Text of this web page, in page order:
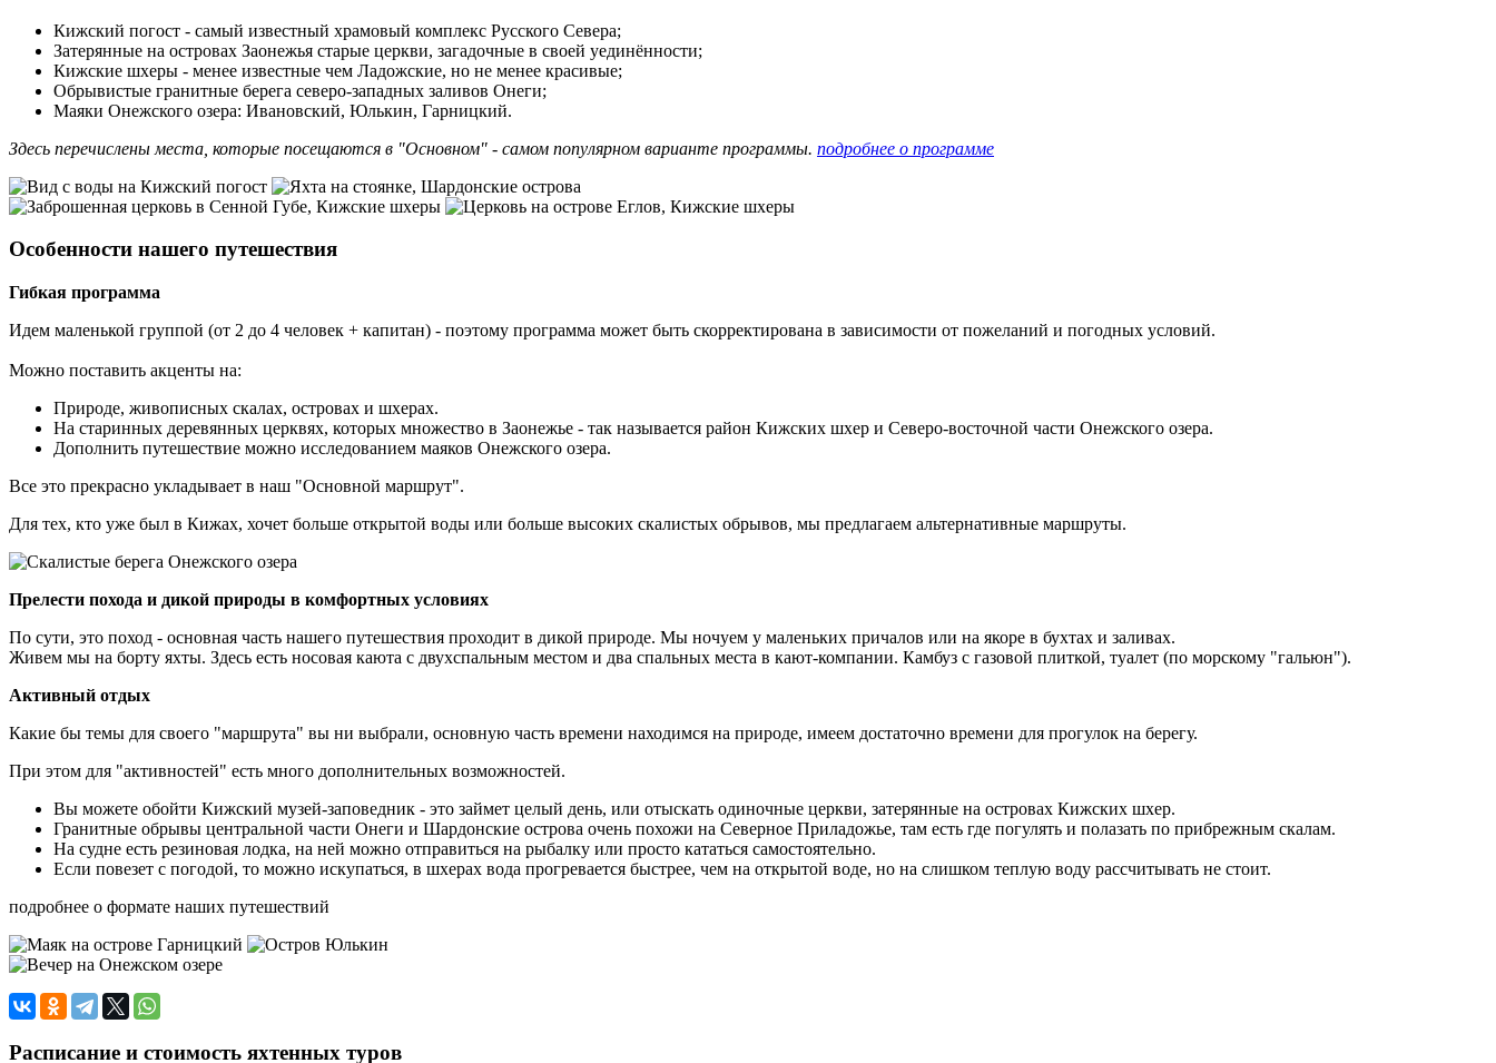
Кижский погост - самый известный храмовый комплекс Русского Севера;
Затерянные на островах Заонежья старые церкви, загадочные в своей уединённости;
Кижские шхеры - менее известные чем Ладожские, но не менее красивые;
Обрывистые гранитные берега северо-западных заливов Онеги;
Маяки Онежского озера: Ивановский, Юлькин, Гарницкий.
Здесь перечислены места, которые посещаются в "Основном" - самом популярном варианте программы. подробнее о программе
Особенности нашего путешествия
Гибкая программа
Идем маленькой группой (от 2 до 4 человек + капитан) - поэтому программа может быть скорректирована в зависимости от пожеланий и погодных условий.
Можно поставить акценты на:
Природе, живописных скалах, островах и шхерах.
На старинных деревянных церквях, которых множество в Заонежье - так называется район Кижских шхер и Северо-восточной части Онежского озера.
Дополнить путешествие можно исследованием маяков Онежского озера.
Все это прекрасно укладывает в наш "Основной маршрут".
Для тех, кто уже был в Кижах, хочет больше открытой воды или больше высоких скалистых обрывов, мы предлагаем альтернативные маршруты.
Прелести похода и дикой природы в комфортных условиях
По сути, это поход - основная часть нашего путешествия проходит в дикой природе. Мы ночуем у маленьких причалов или на якоре в бухтах и заливах.
Живем мы на борту яхты. Здесь есть носовая каюта с двухспальным местом и два спальных места в кают-компании. Камбуз с газовой плиткой, туалет (по морскому "гальюн").
Активный отдых
Какие бы темы для своего "маршрута" вы ни выбрали, основную часть времени находимся на природе, имеем достаточно времени для прогулок на берегу.
При этом для "активностей" есть много дополнительных возможностей.
Вы можете обойти Кижский музей-заповедник - это займет целый день, или отыскать одиночные церкви, затерянные на островах Кижских шхер.
Гранитные обрывы центральной части Онеги и Шардонские острова очень похожи на Северное Приладожье, там есть где погулять и полазать по прибрежным скалам.
На судне есть резиновая лодка, на ней можно отправиться на рыбалку или просто кататься самостоятельно.
Если повезет с погодой, то можно искупаться, в шхерах вода прогревается быстрее, чем на открытой воде, но на слишком теплую воду рассчитывать не стоит.
подробнее о формате наших путешествий
Расписание и стоимость яхтенных туров